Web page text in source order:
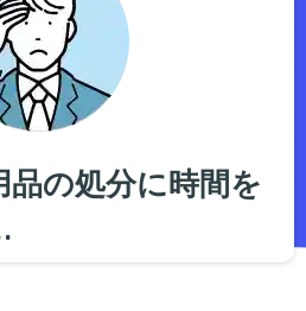
の処分に時間を